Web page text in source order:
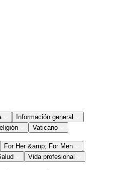
Información general
Vaticano
For Her &amp; For Men
Vida profesional